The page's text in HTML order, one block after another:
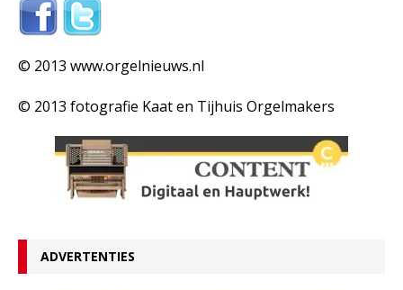
© 2013 www.orgelnieuws.nl
© 2013 fotografie Kaat en Tijhuis Orgelmakers
ADVERTENTIES